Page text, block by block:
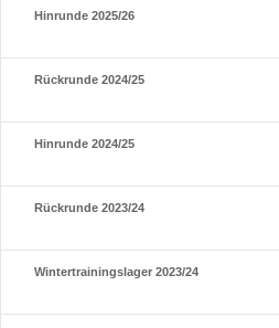
Hinrunde 2025/26
Rückrunde 2024/25
Hinrunde 2024/25
Rückrunde 2023/24
Wintertrainingslager 2023/24